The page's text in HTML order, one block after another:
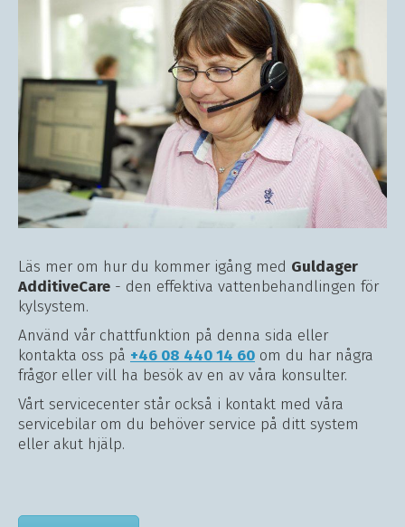
Läs mer om hur du kommer igång med Guldager
AdditiveCare - den effektiva vattenbehandlingen för
kylsystem.
Använd vår chattfunktion på denna sida eller
kontakta oss på +46 08 440 14 60 om du har några
frågor eller vill ha besök av en av våra konsulter.
Vårt servicecenter står också i kontakt med våra
servicebilar om du behöver service på ditt system
eller akut hjälp.